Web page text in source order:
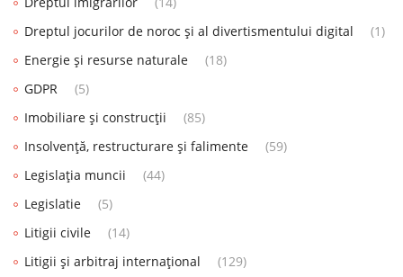
Dreptul jocurilor de noroc și al divertismentului digital
(1)
Energie și resurse naturale
(18)
GDPR
(5)
Imobiliare și construcții
(85)
Insolvență, restructurare și falimente
(59)
Legislația muncii
(44)
Legislatie
(5)
Litigii civile
(14)
Litigii și arbitraj internațional
(129)